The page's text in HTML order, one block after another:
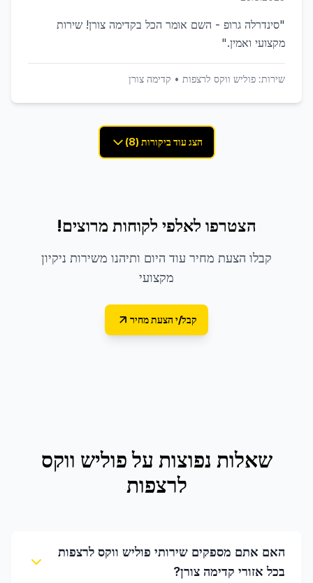
"סינדרלה גרופ - השם אומר הכל בקדימה צורן! שירות
מקצועי ואמין."
שירות: פוליש ווקס לרצפות • קדימה צורן
הצג עוד ביקורות (8)
הצטרפו לאלפי לקוחות מרוצים!
קבלו הצעת מחיר עוד היום ותיהנו משירות ניקיון
מקצועי
קבל/י הצעת מחיר
שאלות נפוצות עלפוליש ווקס
לרצפות
האם אתם מספקים שירותי פוליש ווקס לרצפות
בכל אזורי קדימה צורן?